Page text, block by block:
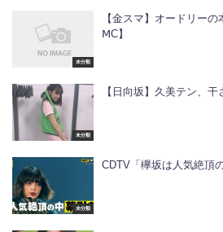
未分類
【金スマ】オードリー
ⅯC】
未分類
【日向坂】久美テン、干
未分類
CDTV「欅坂は人気絶頂